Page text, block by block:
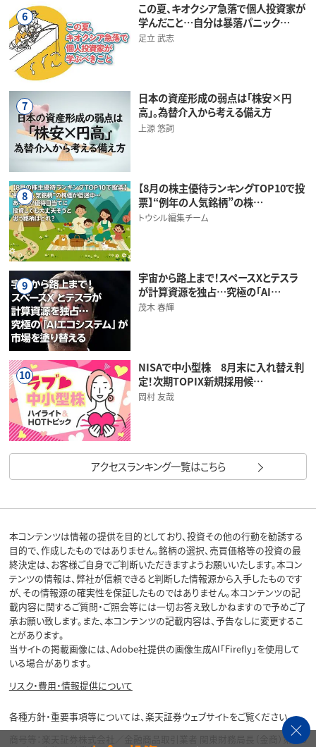
6
この夏、キオクシア急落で個人投資家が
学んだこと…自分は暴落パニック…
足立 武志
7
日本の資産形成の弱点は「株安×円
高」。為替介入から考える備え方
上源 悠詞
8
【8月の株主優待ランキングTOP10で投
票】“例年の人気銘柄”の株…
トウシル編集チーム
9
宇宙から路上まで！スペースXとテスラ
が計算資源を独占…究極の「AI…
茂木 春輝
10
NISAで中小型株 8月末に入れ替え判
定！次期TOPIX新規採用候…
岡村 友哉
アクセスランキング一覧はこちら
本コンテンツは情報の提供を目的としており、投資その他の行動を勧誘する
目的で、作成したものではありません。銘柄の選択、売買価格等の投資の最
終決定は、お客様ご自身でご判断いただきますようお願いいたします。本コン
テンツの情報は、弊社が信頼できると判断した情報源から入手したものです
が、その情報源の確実性を保証したものではありません。本コンテンツの記
載内容に関するご質問・ご照会等には一切お答え致しかねますので予めご了
承お願い致します。また、本コンテンツの記載内容は、予告なしに変更するこ
とがあります。
当サイトの掲載画像には、Adobe社提供の画像生成AI「Firefly」を使用して
いる場合があります。
リスク・費用・情報提供について
各種方針・重要事項等については、楽天証券ウェブサイトをご覧ください。
商号等：楽天証券株式会社／金融商品取引業者 関東財務局長（金商）第195